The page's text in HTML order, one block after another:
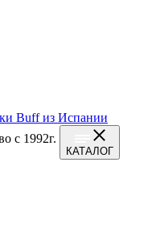
КАТАЛОГ